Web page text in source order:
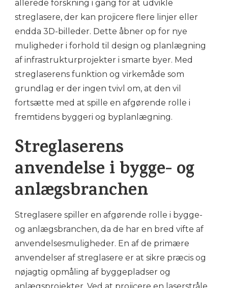
allerede forskning i gang for at udvikle
streglasere, der kan projicere flere linjer eller
endda 3D-billeder. Dette åbner op for nye
muligheder i forhold til design og planlægning
af infrastrukturprojekter i smarte byer. Med
streglaserens funktion og virkemåde som
grundlag er der ingen tvivl om, at den vil
fortsætte med at spille en afgørende rolle i
fremtidens byggeri og byplanlægning.
Streglaserens
anvendelse i bygge- og
anlægsbranchen
Streglasere spiller en afgørende rolle i bygge-
og anlægsbranchen, da de har en bred vifte af
anvendelsesmuligheder. En af de primære
anvendelser af streglasere er at sikre præcis og
nøjagtig opmåling af byggepladser og
anlægsprojekter. Ved at projicere en laserstråle